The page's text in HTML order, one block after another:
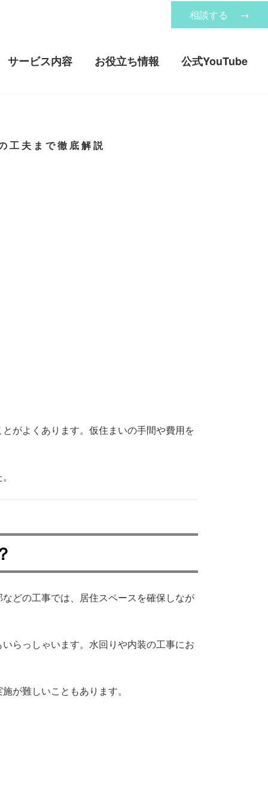
相談する →
サービス内容 お役立ち情報 公式YouTube
工夫まで徹底解説
がよくあります。仮住まいの手間や費用を
どの工事では、居住スペースを確保しなが
らっしゃいます。水回りや内装の工事にお
が難しいこともあります。